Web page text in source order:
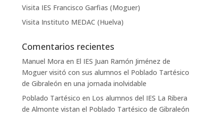
Visita IES Francisco Garfias (Moguer)
Visita Instituto MEDAC (Huelva)
Comentarios recientes
Manuel Mora en El IES Juan Ramón Jiménez de
Moguer visitó con sus alumnos el Poblado Tartésico
de Gibraleón en una jornada inolvidable
Poblado Tartésico en Los alumnos del IES La Ribera
de Almonte vistan el Poblado Tartésico de Gibraleón